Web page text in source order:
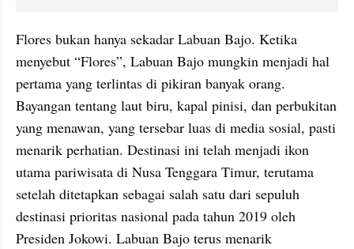
Flores bukan hanya sekadar Labuan Bajo. Ketika
menyebut “Flores”, Labuan Bajo mungkin menjadi hal
pertama yang terlintas di pikiran banyak orang.
Bayangan tentang laut biru, kapal pinisi, dan perbukitan
yang menawan, yang tersebar luas di media sosial, pasti
menarik perhatian. Destinasi ini telah menjadi ikon
utama pariwisata di Nusa Tenggara Timur, terutama
setelah ditetapkan sebagai salah satu dari sepuluh
destinasi prioritas nasional pada tahun 2019 oleh
Presiden Jokowi. Labuan Bajo terus menarik